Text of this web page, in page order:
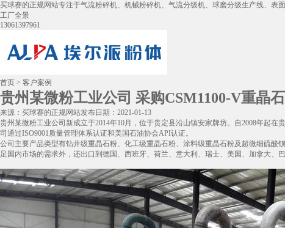
买球赛的正规网站专注于气流粉碎机、机械粉碎机、气流分级机、球磨分级生产线、表
工厂全景
13061397961
首页 > 客户案例
贵州某微粉工业公司 采购CSM1100-V重晶
来源：买球赛的正规网站发布日期：2021-01-13
贵州某微粉工业公司新成立于2014年10月，位于贵定县沿山镇安家牌坊。自2008年起
司通过ISO9001质量管理体系认证和美国石油协会API认证。
公司主要产品类型有钻井级重晶石粉、化工级重晶石粉、涂料级重晶石粉及超微细硫
足国内市场的需求外，还出口到德国、西班牙、荷兰、意大利、瑞士、美国、加拿大、